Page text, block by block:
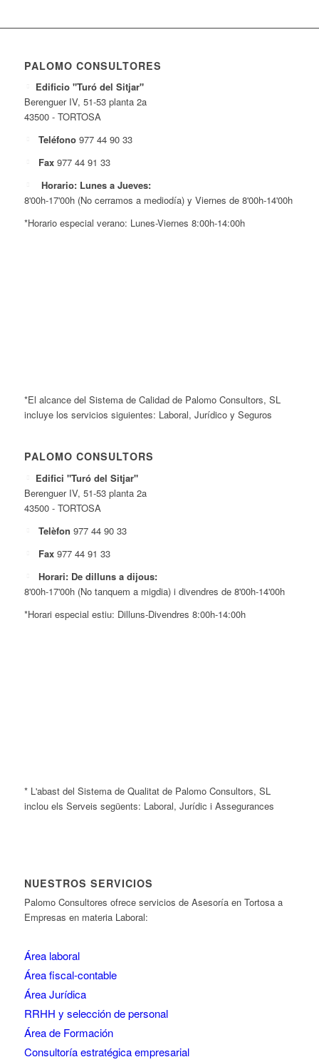
PALOMO CONSULTORES
Edificio "Turó del Sitjar"
Berenguer IV, 51-53 planta 2a
43500 - TORTOSA
Teléfono 977 44 90 33
Fax 977 44 91 33
Horario: Lunes a Jueves:
8'00h-17'00h (No cerramos a mediodía) y Viernes de 8'00h-14'00h
*Horario especial verano: Lunes-Viernes 8:00h-14:00h
*El alcance del Sistema de Calidad de Palomo Consultors, SL
incluye los servicios siguientes: Laboral, Jurídico y Seguros
PALOMO CONSULTORS
Edifici "Turó del Sitjar"
Berenguer IV, 51-53 planta 2a
43500 - TORTOSA
Telèfon 977 44 90 33
Fax 977 44 91 33
Horari: De dilluns a dijous:
8'00h-17'00h (No tanquem a migdia) i divendres de 8'00h-14'00h
*Horari especial estiu: Dilluns-Divendres 8:00h-14:00h
* L'abast del Sistema de Qualitat de Palomo Consultors, SL
inclou els Serveis següents: Laboral, Jurídic i Assegurances
NUESTROS SERVICIOS
Palomo Consultores ofrece servicios de Asesoría en Tortosa a
Empresas en materia Laboral:
Área laboral
Área fiscal-contable
Área Jurídica
RRHH y selección de personal
Área de Formación
Consultoría estratégica empresarial